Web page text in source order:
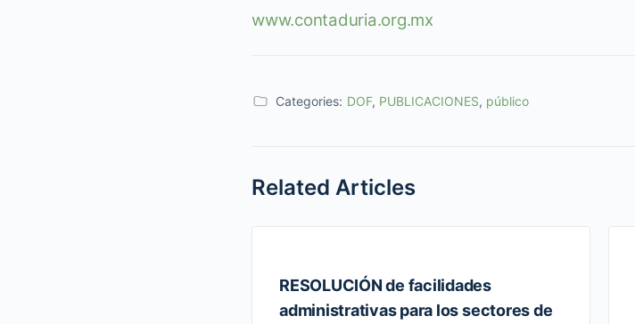
www.contaduria.org.mx
Categories: DOF, PUBLICACIONES, público
Related Articles
RESOLUCIÓN de facilidades
administrativas para los sectores de